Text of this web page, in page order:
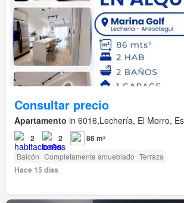
Consultar precio
Apartamento in 6016,Lechería, El Morro,
2 2 86 m²
Balcón Completamente amueblado Terraza
Hace 15 días